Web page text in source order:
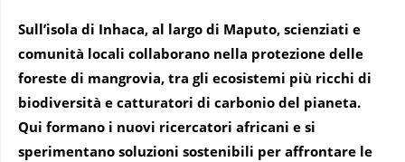
Sull’isola di Inhaca, al largo di Maputo, scienziati e
comunità locali collaborano nella protezione delle
foreste di mangrovia, tra gli ecosistemi più ricchi di
biodiversità e catturatori di carbonio del pianeta.
Qui formano i nuovi ricercatori africani e si
sperimentano soluzioni sostenibili per affrontare le